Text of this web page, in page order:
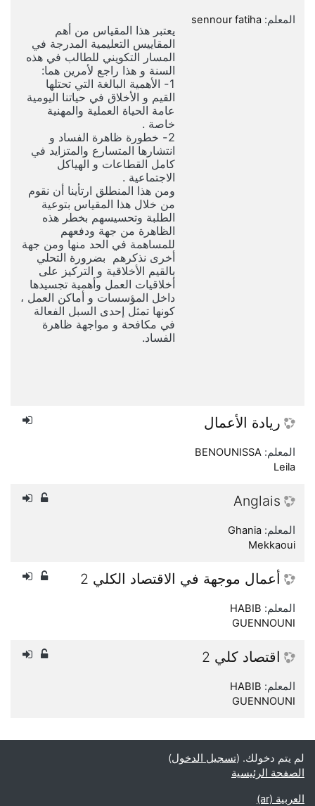
يعتبر هذا المقياس من أهم
المقاييس التعليمية المدرجة في
المسار التكويني للطالب في هذه
السنة و هذا راجع لأمرين هما:
1- الأهمية البالغة التي تحتلها
القيم و الأخلاق في حياتنا اليومية
عامة الحياة العملية والمهنية
خاصة .
2- خطورة ظاهرة الفساد و
انتشارها المتسارع والمتزايد في
كامل القطاعات و الهياكل
الاجتماعية .
ومن هذا المنطلق ارتأينا أن نقوم
من خلال هذا المقياس بتوعية
الطلبة وتحسيسهم بخطر هذه
الظاهرة من جهة ودفعهم
للمساهمة في الحد منها ومن جهة
أخرى نذكرهم بضرورة التحلي
بالقيم الأخلاقية و التركيز على
أخلاقيات العمل وأهمية تجسيدها
داخل المؤسسات و أماكن العمل ،
كونها تمثل إحدى السبل الفعالة
في مكافحة و مواجهة ظاهرة
الفساد.
المعلم: sennour fatiha
ريادة الأعمال
المعلم: BENOUNISSA
Leila
Anglais
المعلم: Ghania
Mekkaoui
أعمال موجهة في الاقتصاد الكلي 2
المعلم: HABIB
GUENNOUNI
اقتصاد كلي 2
المعلم: HABIB
GUENNOUNI
لم يتم دخولك. (تسجيل الدخول)
الصفحة الرئيسية
العربية ‎(ar)‎